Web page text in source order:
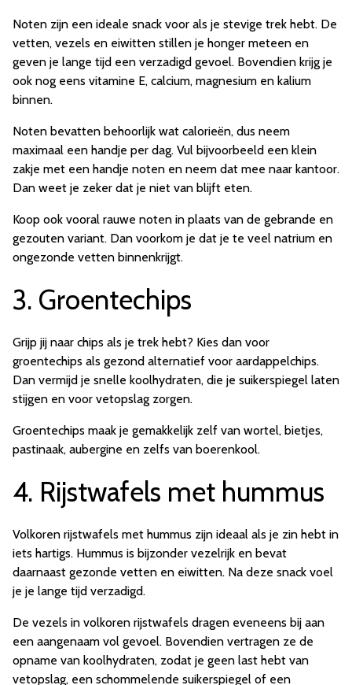
Noten zijn een ideale snack voor als je stevige trek hebt. De
vetten, vezels en eiwitten stillen je honger meteen en
geven je lange tijd een verzadigd gevoel. Bovendien krijg je
ook nog eens vitamine E, calcium, magnesium en kalium
binnen.
Noten bevatten behoorlijk wat calorieën, dus neem
maximaal een handje per dag. Vul bijvoorbeeld een klein
zakje met een handje noten en neem dat mee naar kantoor.
Dan weet je zeker dat je niet van blijft eten.
Koop ook vooral rauwe noten in plaats van de gebrande en
gezouten variant. Dan voorkom je dat je te veel natrium en
ongezonde vetten binnenkrijgt.
3. Groentechips
Grijp jij naar chips als je trek hebt? Kies dan voor
groentechips als gezond alternatief voor aardappelchips.
Dan vermijd je snelle koolhydraten, die je suikerspiegel laten
stijgen en voor vetopslag zorgen.
Groentechips maak je gemakkelijk zelf van wortel, bietjes,
pastinaak, aubergine en zelfs van boerenkool.
4. Rijstwafels met hummus
Volkoren rijstwafels met hummus zijn ideaal als je zin hebt in
iets hartigs. Hummus is bijzonder vezelrijk en bevat
daarnaast gezonde vetten en eiwitten. Na deze snack voel
je je lange tijd verzadigd.
De vezels in volkoren rijstwafels dragen eveneens bij aan
een aangenaam vol gevoel. Bovendien vertragen ze de
opname van koolhydraten, zodat je geen last hebt van
vetopslag, een schommelende suikerspiegel of een